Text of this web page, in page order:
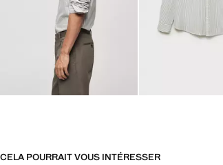
CELA POURRAIT VOUS INTÉRESSER